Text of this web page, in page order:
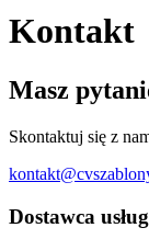
Kontakt
Masz
Skontaktuj się z
Dostawca